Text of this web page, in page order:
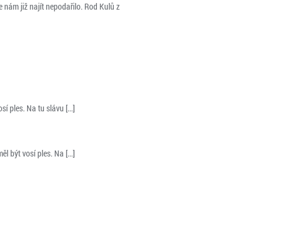
nám již najít nepodařilo. Rod Kulů z
ples. Na tu slávu [...]
být vosí ples. Na [...]